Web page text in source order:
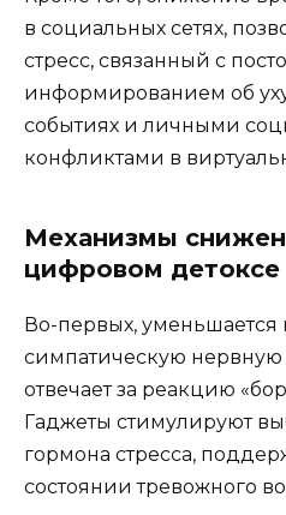
в социальных сетях,
стресс, связанный с
информированием об
событиях и личными
конфликтами в
Механизмы
цифровом детоксе
Во-первых, уменьшается
симпатическую нервную
отвечает за реакцию
Гаджеты стимулируют
гормона стресса,
состоянии тревожного